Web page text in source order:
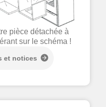
pièce détachée à
sur le schéma !
et notices